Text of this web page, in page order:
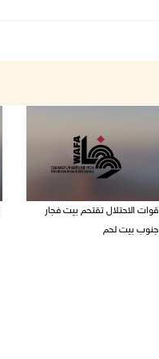
قوات الاحتلال تقتحم بيت فجار
جنوب بيت لحم